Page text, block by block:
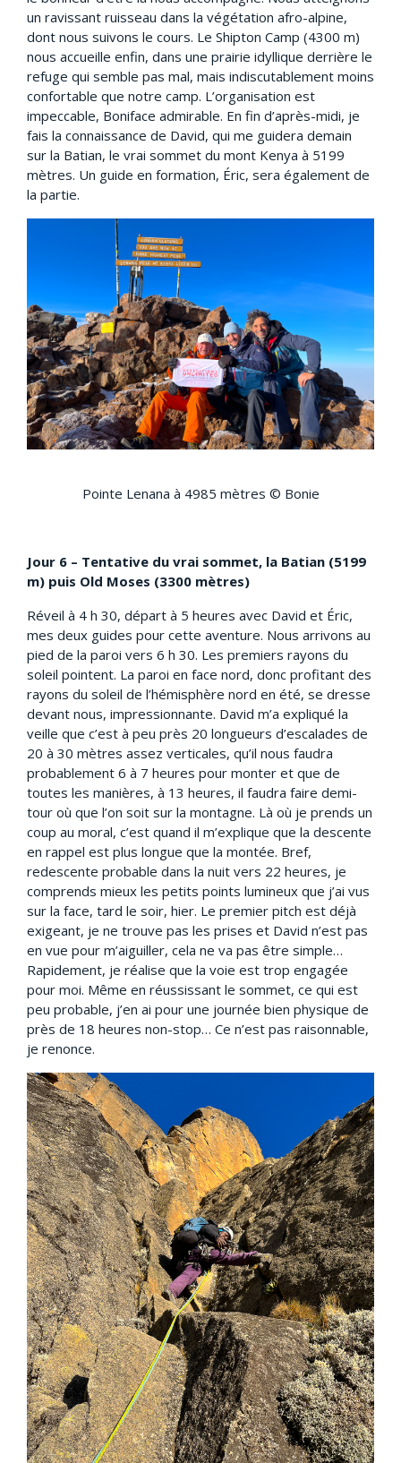
un ravissant ruisseau dans la végétation afro-alpine,
dont nous suivons le cours. Le Shipton Camp (4300 m)
nous accueille enfin, dans une prairie idyllique derrière le
refuge qui semble pas mal, mais indiscutablement moins
confortable que notre camp. L’organisation est
impeccable, Boniface admirable. En fin d’après-midi, je
fais la connaissance de David, qui me guidera demain
sur la Batian, le vrai sommet du mont Kenya à 5199
mètres. Un guide en formation, Éric, sera également de
la partie.
Pointe Lenana à 4985 mètres © Bonie
Jour 6 – Tentative du vrai sommet, la Batian (5199
m) puis Old Moses (3300 mètres)
Réveil à 4 h 30, départ à 5 heures avec David et Éric,
mes deux guides pour cette aventure. Nous arrivons au
pied de la paroi vers 6 h 30. Les premiers rayons du
soleil pointent. La paroi en face nord, donc profitant des
rayons du soleil de l’hémisphère nord en été, se dresse
devant nous, impressionnante. David m’a expliqué la
veille que c’est à peu près 20 longueurs d’escalades de
20 à 30 mètres assez verticales, qu’il nous faudra
probablement 6 à 7 heures pour monter et que de
toutes les manières, à 13 heures, il faudra faire demi-
tour où que l’on soit sur la montagne. Là où je prends un
coup au moral, c’est quand il m’explique que la descente
en rappel est plus longue que la montée. Bref,
redescente probable dans la nuit vers 22 heures, je
comprends mieux les petits points lumineux que j’ai vus
sur la face, tard le soir, hier. Le premier pitch est déjà
exigeant, je ne trouve pas les prises et David n’est pas
en vue pour m’aiguiller, cela ne va pas être simple…
Rapidement, je réalise que la voie est trop engagée
pour moi. Même en réussissant le sommet, ce qui est
peu probable, j’en ai pour une journée bien physique de
près de 18 heures non-stop… Ce n’est pas raisonnable,
je renonce.